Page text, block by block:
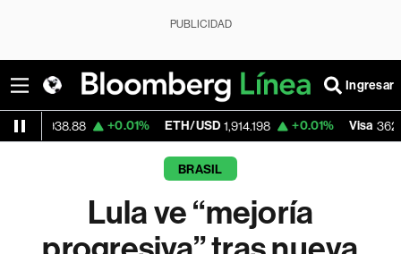
PUBLICIDAD
Ingresar
+0.01% ETH/USD 1,914.198 +0.01% Visa 362.50 -
BRASIL
Lula ve “mejoría